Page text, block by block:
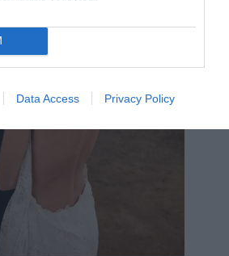
Data Access Privacy Policy